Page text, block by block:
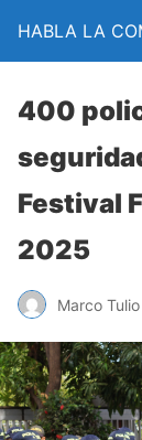
HABLA LA
400
Festival
2025
Marco